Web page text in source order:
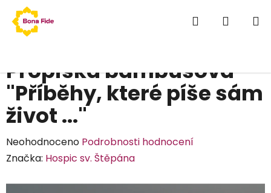
Přejít
obsah
Hledat
Propiska bambusová
"Příběhy, které píše sám
život ..."
Průměrné
hodnocení
Neohodnoceno Podrobnosti hodnocení
Značka: Hospic sv. Štěpána